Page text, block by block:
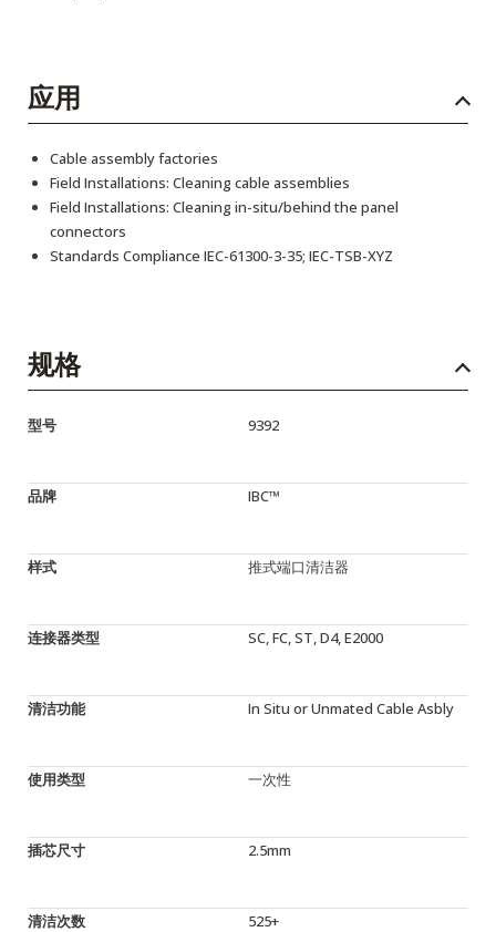
应用
Cable assembly factories
Field Installations: Cleaning cable assemblies
Field Installations: Cleaning in-situ/behind the panel
connectors
Standards Compliance IEC-61300-3-35; IEC-TSB-XYZ
规格
型号 9392
品牌 IBC™
样式 推式端口清洁器
连接器类型 SC, FC, ST, D4, E2000
清洁功能 In Situ or Unmated Cable Asbly
使用类型 一次性
插芯尺寸 2.5mm
清洁次数 525+